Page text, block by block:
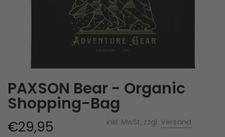
PAXSON Bear - Organic
Shopping-Bag
€29,95 inkl. MwSt. zzgl. Versand